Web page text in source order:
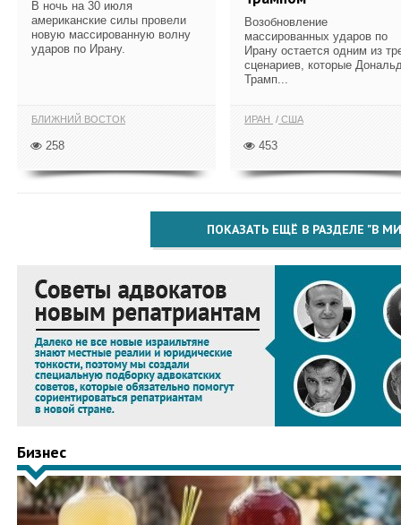
В ночь на 30 июля
американские силы провели
новую массированную волну
ударов по Ирану.
БЛИЖНИЙ ВОСТОК
258
Возобновление
массированных ударов по
Ирану остается одним из
сценариев, которые
Трамп...
ИРАН США
453
ПОКАЗАТЬ ЕЩЁ В РАЗДЕЛЕ "В
Бизнес